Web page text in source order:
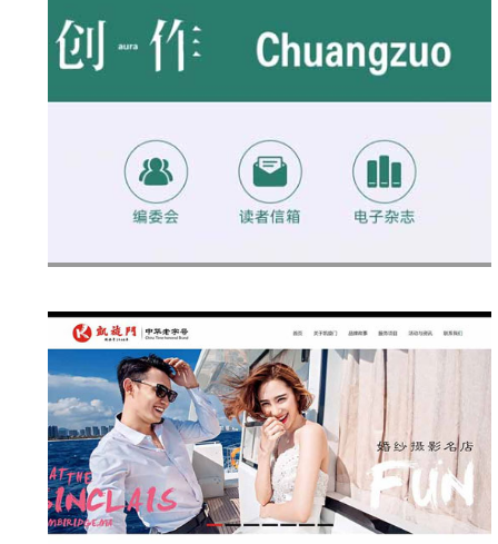
》编辑部 （长沙市文联）
志原名《新创作》，1982年创刊。是一
主管，长沙市文联主办，拥有国际标准
1007-3876)、国内统一刊号(CN43-
年被国家新闻出版
美建设开发集团有限公司
设开发集团有限公司，是一家致力于建
、施工、管理为主体，涵盖投资、能
环保、检测、培训等多领域发展的现代
公司成立于2018年，位于湖南省长沙市
南路222号御邦国际广场五楼，现有人员